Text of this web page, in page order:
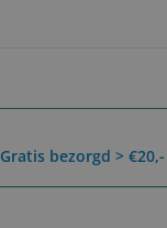
bezorgd > €20,-